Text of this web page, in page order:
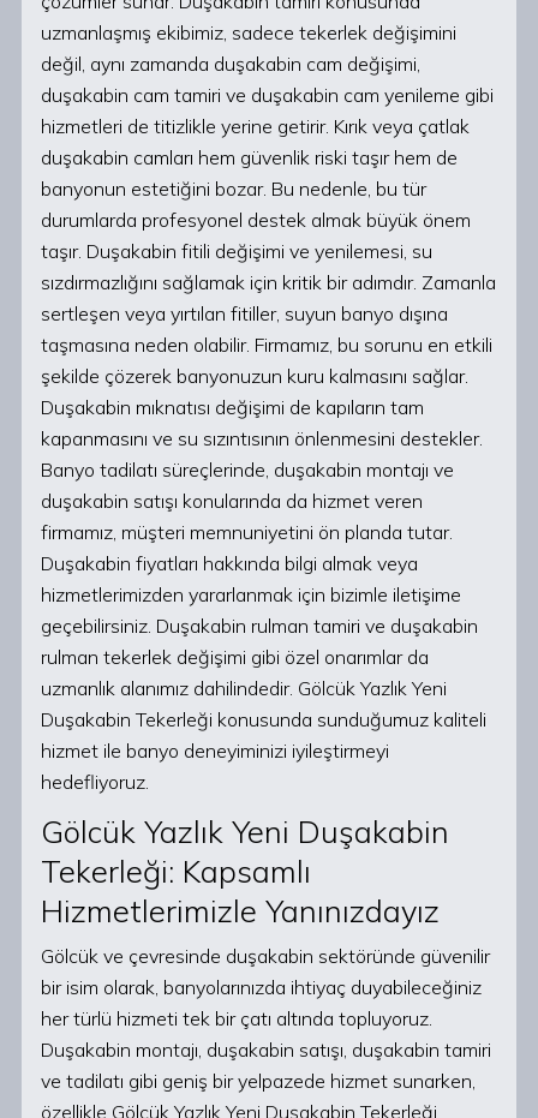
uzmanlaşmış ekibimiz, sadece tekerlek değişimini
değil, aynı zamanda duşakabin cam değişimi,
duşakabin cam tamiri ve duşakabin cam yenileme gibi
hizmetleri de titizlikle yerine getirir. Kırık veya çatlak
duşakabin camları hem güvenlik riski taşır hem de
banyonun estetiğini bozar. Bu nedenle, bu tür
durumlarda profesyonel destek almak büyük önem
taşır. Duşakabin fitili değişimi ve yenilemesi, su
sızdırmazlığını sağlamak için kritik bir adımdır. Zamanla
sertleşen veya yırtılan fitiller, suyun banyo dışına
taşmasına neden olabilir. Firmamız, bu sorunu en etkili
şekilde çözerek banyonuzun kuru kalmasını sağlar.
Duşakabin mıknatısı değişimi de kapıların tam
kapanmasını ve su sızıntısının önlenmesini destekler.
Banyo tadilatı süreçlerinde, duşakabin montajı ve
duşakabin satışı konularında da hizmet veren
firmamız, müşteri memnuniyetini ön planda tutar.
Duşakabin fiyatları hakkında bilgi almak veya
hizmetlerimizden yararlanmak için bizimle iletişime
geçebilirsiniz. Duşakabin rulman tamiri ve duşakabin
rulman tekerlek değişimi gibi özel onarımlar da
uzmanlık alanımız dahilindedir. Gölcük Yazlık Yeni
Duşakabin Tekerleği konusunda sunduğumuz kaliteli
hizmet ile banyo deneyiminizi iyileştirmeyi
hedefliyoruz.
Gölcük Yazlık Yeni Duşakabin
Tekerleği: Kapsamlı
Hizmetlerimizle Yanınızdayız
Gölcük ve çevresinde duşakabin sektöründe güvenilir
bir isim olarak, banyolarınızda ihtiyaç duyabileceğiniz
her türlü hizmeti tek bir çatı altında topluyoruz.
Duşakabin montajı, duşakabin satışı, duşakabin tamiri
ve tadilatı gibi geniş bir yelpazede hizmet sunarken,
özellikle Gölcük Yazlık Yeni Duşakabin Tekerleği